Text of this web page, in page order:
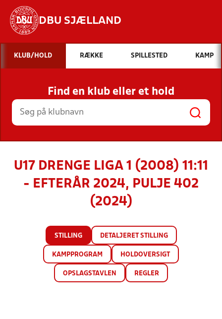
DBU SJÆLLAND
Hvad vil du søge efter?
INDHOLD OG NYHEDER
STILLINGER, RESULTATER, KLUBBER OG
HOLD
KLUB/HOLD RÆKKE SPILLESTED KAMP
Find en klub eller et hold
U17 DRENGE LIGA 1 (2008) 11:11
- EFTERÅR 2024, PULJE 402
(2024)
STILLING DETALJERET STILLING
KAMPPROGRAM HOLDOVERSIGT
OPSLAGSTAVLEN REGLER